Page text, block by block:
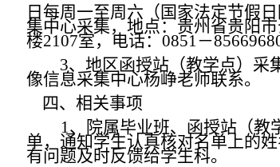
日每周一至周六（国家法定节假日
集中心采集，地点：贵州省贵阳
楼2107室，电话：0851－
3、地区函授站 （教学点） 采
像信息采集中心杨峥老师联系。
四、 相关事项
1、
院属毕业班、 函授站 （
单，通知学生认真核对名单上的
有问题及时反馈给学生科。